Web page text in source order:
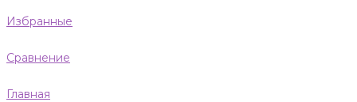
Избранные
Сравнение
Главная